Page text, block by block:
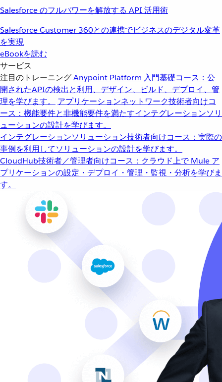
Salesforce のフルパワーを解放する API 活用術
Salesforce Customer 360との連携でビジネスのデジタル変革
を実現
eBookを読む
サービス
注目のトレーニングAnypoint Platform 入門基礎コース：公
開されたAPIの検出と利用、デザイン、ビルド、デプロイ、管
理を学びます。
アプリケーションネットワーク技術者向けコ
ース：機能要件と非機能要件を満たすインテグレーションソリ
ューションの設計を学びます。
インテグレーションソリューション技術者向けコース：実際の
事例を利用してソリューションの設計を学びます。
CloudHub技術者／管理者向けコース：クラウド上で Mule ア
プリケーションの設定・デプロイ・管理・監視・分析を学びま
す。